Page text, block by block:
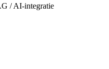
/ AI-integratie